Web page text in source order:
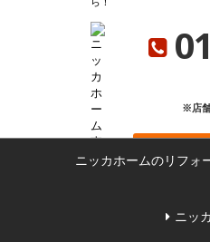
ニッカホーム総合サイト
※店
ニッカホームのリフォ
ニッ